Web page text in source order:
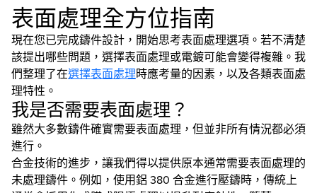
表面處理全方位指南
現在您已完成鑄件設計，開始思考表面處理選項。若不清楚
該提出哪些問題，選擇表面處理或電鍍可能會變得複雜。我
們整理了在選擇表面處理時應考量的因素，以及各類表面處
理特性。
我是否需要表面處理？
雖然大多數鑄件確實需要表面處理，但並非所有情況都必須
進行。
合金技術的進步，讓我們得以提供原本通常需要表面處理的
未處理鑄件。例如，使用鋁 380 合金進行壓鑄時，傳統上